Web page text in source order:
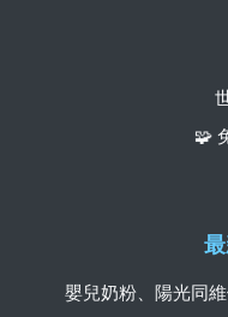
🧩
嬰兒奶粉、陽光同